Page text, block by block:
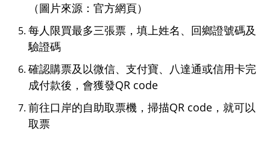
（圖片來源：官方網頁）
每人限買最多三張票，填上姓名、回鄉證號碼及
驗證碼
確認購票及以微信、支付寶、八達通或信用卡完
成付款後，會獲發QR code
前往口岸的自助取票機，掃描QR code，就可以
取票